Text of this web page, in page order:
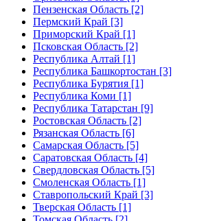
Пензенская Область [2]
Пермский Край [3]
Приморский Край [1]
Псковская Область [2]
Республика Алтай [1]
Республика Башкортостан [3]
Республика Бурятия [1]
Республика Коми [1]
Республика Татарстан [9]
Ростовская Область [2]
Рязанская Область [6]
Самарская Область [5]
Саратовская Область [4]
Свердловская Область [5]
Смоленская Область [1]
Ставропольский Край [3]
Тверская Область [1]